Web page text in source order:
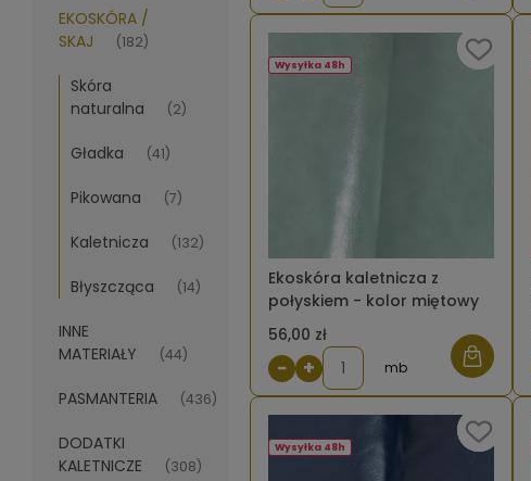
EKOSKÓRA /
SKAJ
(182)
Skóra
naturalna
(2)
Gładka (41)
Pikowana (7)
Kaletnicza (132)
Błyszcząca (14)
INNE
MATERIAŁY
(44)
PASMANTERIA (436)
DODATKI
KALETNICZE
(308)
Ekoskóra kaletnicza z
połyskiem - kolor miętowy
56,00 zł
Wysyłka 48h
− + mb
Wysyłka 48h